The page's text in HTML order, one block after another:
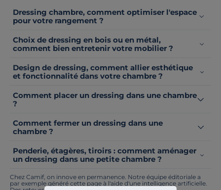
Dressing chambre, comment optimiser l'espace
pour votre rangement ?
Choix de dressing en bois ou en métal,
comment bien entretenir votre mobilier ?
Design de dressing, comment allier esthétique
et fonctionnalité dans votre chambre ?
Comment placer un dressing dans une chambre
?
Comment fermer un dressing dans une
chambre ?
Penderie, étagères, tiroirs : comment aménager
un dressing dans une petite chambre ?
Chez Camif, on innove en permanence. Notre équipe éditoriale a
par exemple généré cette page à l'aide d'une intelligence artificielle.